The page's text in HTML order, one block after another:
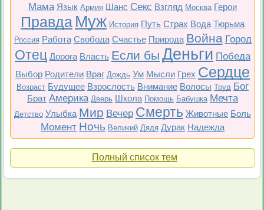
Мама Язык Армия Шанс Секс Взгляд Москва Герои
Правда Муж История Путь Страх Вода Тюрьма
Россия Работа Свобода Счастье Природа Война Город
Отец Дорога Власть Если бы Деньги Победа
Выбор Родители Враг Дождь Ум Мысли Грех Сердце
Возраст Будущее Взрослость Внимание Волосы Труд Бог
Брат Америка Дверь Школа Помощь Бабушка Мечта
Детство Улыбка Мир Вечер Смерть Животные Боль
Момент Ночь Великий Дядя Дурак Надежда
Полный список тем